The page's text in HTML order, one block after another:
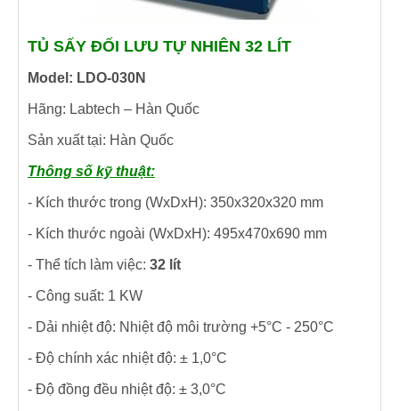
TỦ SẤY ĐỐI LƯU TỰ NHIÊN 32 LÍT
Model: LDO-030N
Hãng: Labtech – Hàn Quốc
Sản xuất tại: Hàn Quốc
Thông số kỹ thuật:
- Kích thước trong (WxDxH): 350x320x320 mm
- Kích thước ngoài (WxDxH): 495x470x690 mm
- Thể tích làm việc: 32 lít
- Công suất: 1 KW
- Dải nhiệt độ: Nhiệt độ môi trường +5°C - 250°C
- Độ chính xác nhiệt độ: ± 1,0°C
- Độ đồng đều nhiệt độ: ± 3,0°C